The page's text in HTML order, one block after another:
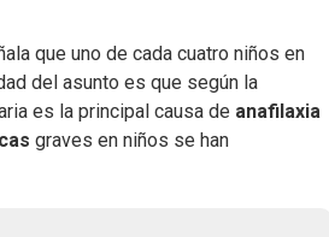
que uno de cada cuatro niños en
del asunto es que según la
es la principal causa de anafilaxia
graves en niños se han